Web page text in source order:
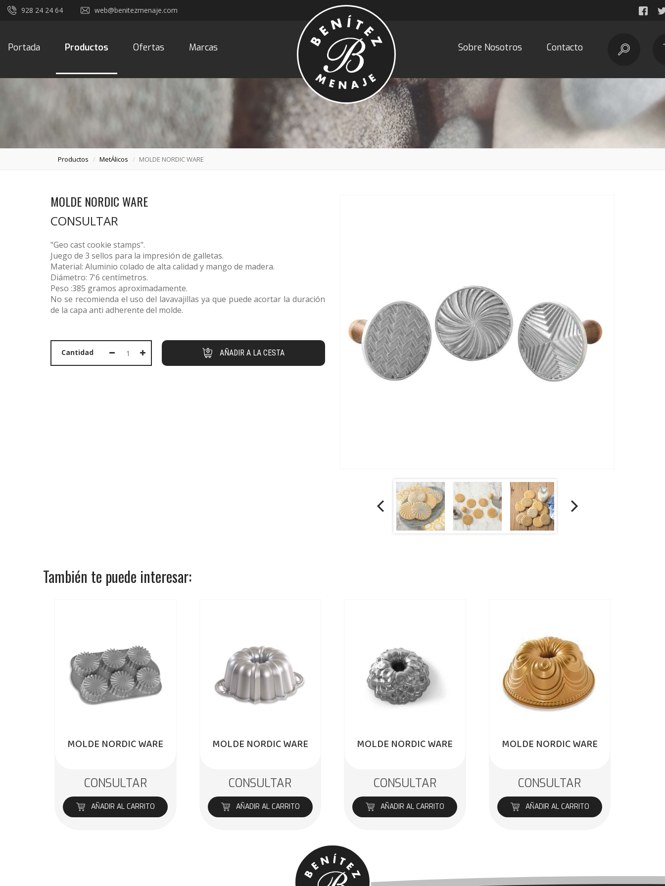
928 24 24 64 web@benitezmenaje.com
Portada Productos Ofertas Marcas Sobre Nosotros Contacto
Productos MetÁlicos MOLDE NORDIC WARE
MOLDE NORDIC WARE
CONSULTAR
"Geo cast cookie stamps".
Juego de 3 sellos para la impresión de galletas.
Material: Aluminio colado de alta calidad y mango de madera.
Diámetro: 7'6 centímetros.
Peso :385 gramos aproximadamente.
No se recomienda el uso del lavavajillas ya que puede acortar la duración
de la capa anti adherente del molde.
Cantidad AÑADIR A LA CESTA
También te puede interesar:
MOLDE NORDIC WARE
CONSULTAR
AÑADIR AL CARRITO
MOLDE NORDIC WARE
CONSULTAR
AÑADIR AL CARRITO
MOLDE NORDIC WARE
CONSULTAR
AÑADIR AL CARRITO
MOLDE NORDIC WARE
CONSULTAR
AÑADIR AL CARRITO
SOBRE NOSOTROS